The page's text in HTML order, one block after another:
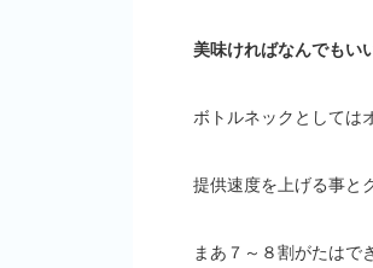
美味ければなんでもい
ボトルネックとしては
提供速度を上げる事と
まあ７～８割がたはで